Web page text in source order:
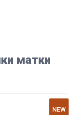
матки
NEW